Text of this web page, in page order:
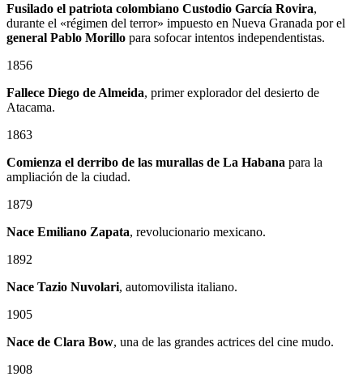
Fusilado el patriota colombiano Custodio García Rovira,
durante el «régimen del terror» impuesto en Nueva Granada por el
general Pablo Morillo para sofocar intentos independentistas.
1856
Fallece Diego de Almeida, primer explorador del desierto de
Atacama.
1863
Comienza el derribo de las murallas de La Habana para la
ampliación de la ciudad.
1879
Nace Emiliano Zapata, revolucionario mexicano.
1892
Nace Tazio Nuvolari, automovilista italiano.
1905
Nace de Clara Bow, una de las grandes actrices del cine mudo.
1908